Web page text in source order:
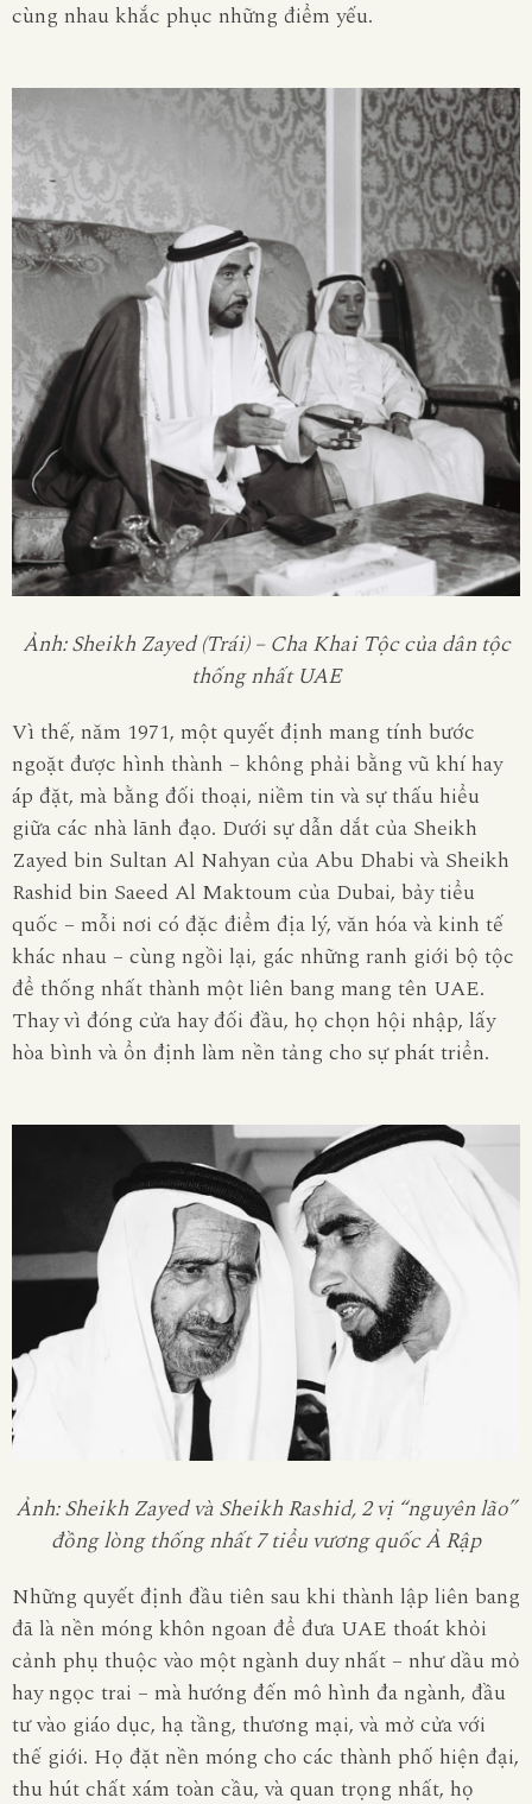
cùng nhau khắc phục những điểm yếu.
Ảnh: Sheikh Zayed (Trái) – Cha Khai Tộc của dân tộc
thống nhất UAE
Vì thế, năm 1971, một quyết định mang tính bước
ngoặt được hình thành – không phải bằng vũ khí hay
áp đặt, mà bằng đối thoại, niềm tin và sự thấu hiểu
giữa các nhà lãnh đạo. Dưới sự dẫn dắt của Sheikh
Zayed bin Sultan Al Nahyan của Abu Dhabi và Sheikh
Rashid bin Saeed Al Maktoum của Dubai, bảy tiểu
quốc – mỗi nơi có đặc điểm địa lý, văn hóa và kinh tế
khác nhau – cùng ngồi lại, gác những ranh giới bộ tộc
để thống nhất thành một liên bang mang tên UAE.
Thay vì đóng cửa hay đối đầu, họ chọn hội nhập, lấy
hòa bình và ổn định làm nền tảng cho sự phát triển.
Ảnh: Sheikh Zayed và Sheikh Rashid, 2 vị “nguyên lão”
đồng lòng thống nhất 7 tiểu vương quốc Ả Rập
Những quyết định đầu tiên sau khi thành lập liên bang
đã là nền móng khôn ngoan để đưa UAE thoát khỏi
cảnh phụ thuộc vào một ngành duy nhất – như dầu mỏ
hay ngọc trai – mà hướng đến mô hình đa ngành, đầu
tư vào giáo dục, hạ tầng, thương mại, và mở cửa với
thế giới. Họ đặt nền móng cho các thành phố hiện đại,
thu hút chất xám toàn cầu, và quan trọng nhất, họ